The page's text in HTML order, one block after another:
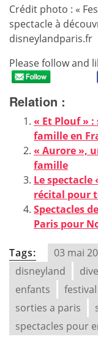
Crédit photo : «
spectacle à
disneylandparis.fr
Please follow and
Relation :
« Et Plouf »
famille en
« Aurore »,
famille
Le
récital pour
Spectacles
Paris pour
Tags: 03 mai
disneyland
enfants
sorties a paris
spectacles pour